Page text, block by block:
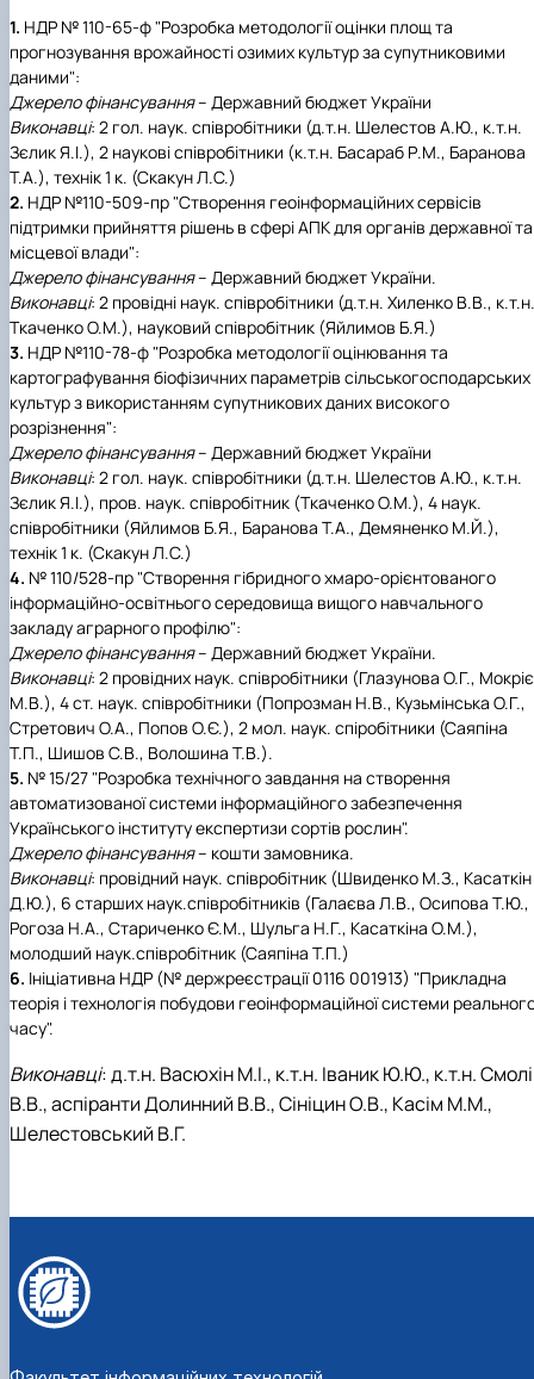
1. НДР № 110-65-ф "Розробка методології оцінки площ та
прогнозування врожайності озимих культур за супутниковими
даними":
Джерело фінансування– Державний бюджет України
Виконавці: 2 гол. наук. співробітники (д.т.н. Шелестов А.Ю., к.т.н.
Зєлик Я.І.), 2 наукові співробітники (к.т.н. Басараб Р.М., Баранова
Т.А.), технік 1 к. (Скакун Л.С.)
2. НДР №110-509-пр "Створення геоінформаційних сервісів
підтримки прийняття рішень в сфері АПК для органів державної та
місцевої влади":
Джерело фінансування– Державний бюджет України.
Виконавці: 2 провідні наук. співробітники (д.т.н. Хиленко В.В., к.т.н.
Ткаченко О.М.), науковий співробітник (Яйлимов Б.Я.)
3. НДР №110-78-ф "Розробка методології оцінювання та
картографування біофізичних параметрів сільськогосподарських
культур з використанням супутникових даних високого
розрізнення":
Джерело фінансування– Державний бюджет України
Виконавці: 2 гол. наук. співробітники (д.т.н. Шелестов А.Ю., к.т.н.
Зєлик Я.І.), пров. наук. співробітник (Ткаченко О.М.), 4 наук.
співробітники (Яйлимов Б.Я., Баранова Т.А., Демяненко М.Й.),
технік 1 к. (Скакун Л.С.)
4. № 110/528-пр "Створення гібридного хмаро-орієнтованого
інформаційно-освітнього середовища вищого навчального
закладу аграрного профілю":
Джерело фінансування– Державний бюджет України.
Виконавці: 2 провідних наук. співробітники (Глазунова О.Г.,
М.В.), 4 ст. наук. співробітники (Попрозман Н.В., Кузьмінська О.Г.,
Стретович О.А., Попов О.Є.), 2 мол. наук. спіробітники (Саяпіна
Т.П., Шишов С.В., Волошина Т.В.).
5. № 15/27 "Розробка технічного завдання на створення
автоматизованої системи інформаційного забезпечення
Українського інституту експертизи сортів рослин".
Джерело фінансування– кошти замовника.
Виконавці: провідний наук. співробітник (Швиденко М.З., Касаткін
Д.Ю.), 6 старших наук.співробітників (Галаєва Л.В., Осипова Т.Ю.,
Рогоза Н.А., Стариченко Є.М., Шульга Н.Г., Касаткіна О.М.),
молодший наук.співробітник (Саяпіна Т.П.)
6. Ініціативна НДР (№ держреєстрації 0116 001913) "Прикладна
теорія і технологія побудови геоінформаційної системи
часу".
Виконавці: д.т.н. Васюхін М.І., к.т.н. Іваник Ю.Ю., к.т.н.
В.В., аспіранти Долинний В.В., Сініцин О.В., Касім М.М.,
Шелестовський В.Г.